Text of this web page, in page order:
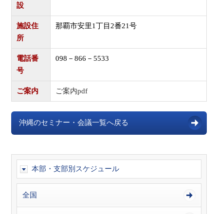
設
施設住
所
那覇市安里1丁目2番21号
電話番
号
098－866－5533
ご案内 ご案内pdf
沖縄のセミナー・会議一覧へ戻る
本部・支部別スケジュール
全国